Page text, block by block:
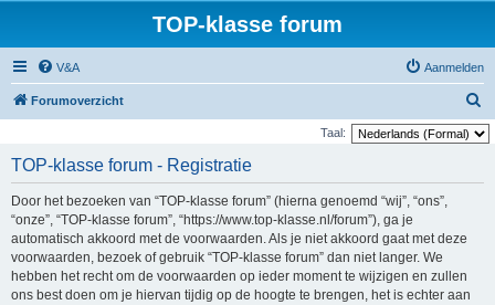
TOP-klasse forum
V&A Aanmelden
Forumoverzicht
o
Taal:
TOP-klasse forum - Registratie
Door het bezoeken van “TOP-klasse forum” (hierna genoemd “wij”, “ons”,
“onze”, “TOP-klasse forum”, “https://www.top-klasse.nl/forum”), ga je
automatisch akkoord met de voorwaarden. Als je niet akkoord gaat met deze
voorwaarden, bezoek of gebruik “TOP-klasse forum” dan niet langer. We
hebben het recht om de voorwaarden op ieder moment te wijzigen en zullen
ons best doen om je hiervan tijdig op de hoogte te brengen, het is echter aan